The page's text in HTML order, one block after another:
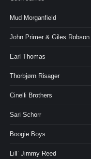
Mud Morganfield
John Primer & Giles Robson
Earl Thomas
Thorbjørn Risager
Cinelli Brothers
Sari Schorr
Boogie Boys
Lill’ Jimmy Reed